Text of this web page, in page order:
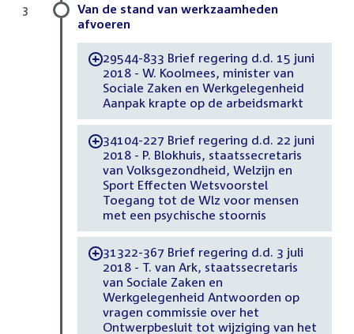
Van de stand van werkzaamheden
afvoeren
-29544-833 Brief regering d.d. 15 juni
2018 - W. Koolmees, minister van
Sociale Zaken en Werkgelegenheid
Aanpak krapte op de arbeidsmarkt
-34104-227 Brief regering d.d. 22 juni
2018 - P. Blokhuis, staatssecretaris
van Volksgezondheid, Welzijn en
Sport Effecten Wetsvoorstel
Toegang tot de Wlz voor mensen
met een psychische stoornis
-31322-367 Brief regering d.d. 3 juli
2018 - T. van Ark, staatssecretaris
van Sociale Zaken en
Werkgelegenheid Antwoorden op
vragen commissie over het
Ontwerpbesluit tot wijziging van het
3